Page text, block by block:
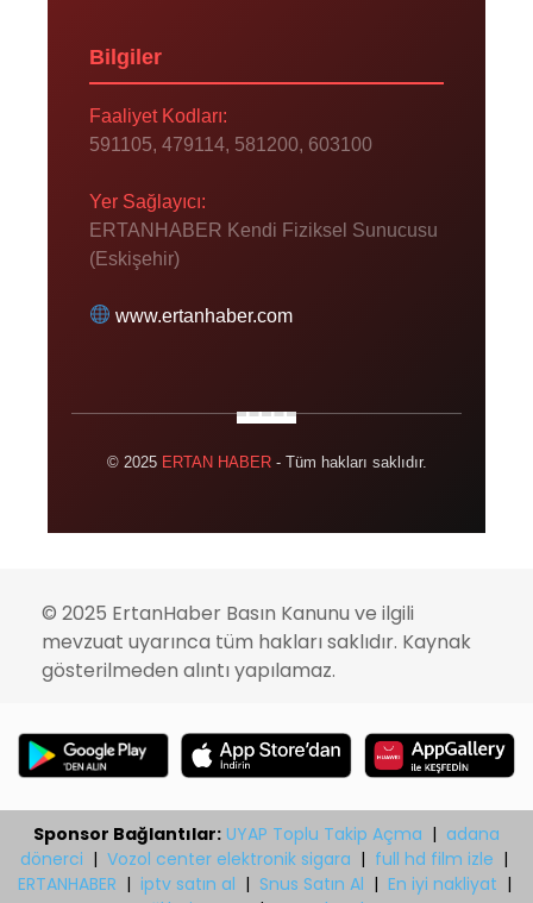
Bilgiler
Faaliyet Kodları:
591105, 479114, 581200, 603100
Yer Sağlayıcı:
ERTANHABER Kendi Fiziksel Sunucusu
(Eskişehir)
www.ertanhaber.com
© 2025 ERTAN HABER- Tüm hakları saklıdır.
© 2025 ErtanHaber Basın Kanunu ve ilgili
mevzuat uyarınca tüm hakları saklıdır. Kaynak
gösterilmeden alıntı yapılamaz.
Sponsor Bağlantılar: UYAP Toplu Takip Açma | adana
dönerci | Vozol center elektronik sigara | full hd film izle |
ERTANHABER | iptv satın al | Snus Satın Al | En iyi nakliyat |